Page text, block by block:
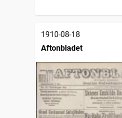
1910-08-18
Aftonbladet